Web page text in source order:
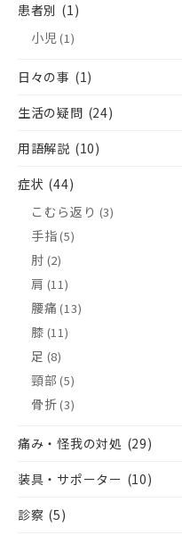
患者別 (1)
小児(1)
日々の事 (1)
生活の疑問 (24)
用語解説 (10)
症状 (44)
こむら返り (3)
手指(5)
肘 (2)
肩 (11)
腰痛 (13)
膝 (11)
足 (8)
頸部 (5)
骨折(3)
痛み・怪我の対処 (29)
装具・サポーター (10)
診察 (5)